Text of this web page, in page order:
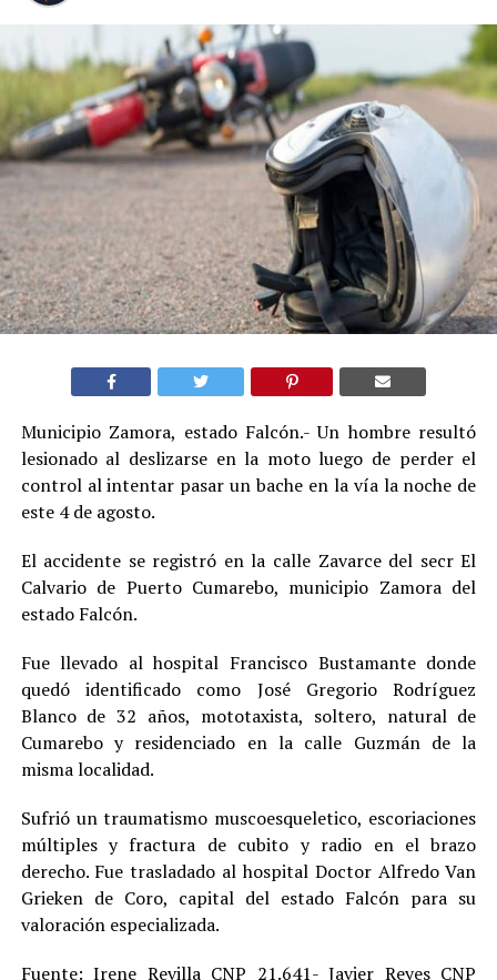
Municipio Zamora, estado Falcón.- Un hombre resultó
lesionado al deslizarse en la moto luego de perder el
control al intentar pasar un bache en la vía la noche de
este 4 de agosto.
El accidente se registró en la calle Zavarce del secr El
Calvario de Puerto Cumarebo, municipio Zamora del
estado Falcón.
Fue llevado al hospital Francisco Bustamante donde
quedó identificado como José Gregorio Rodríguez
Blanco de 32 años, mototaxista, soltero, natural de
Cumarebo y residenciado en la calle Guzmán de la
misma localidad.
Sufrió un traumatismo muscoesqueletico, escoriaciones
múltiples y fractura de cubito y radio en el brazo
derecho. Fue trasladado al hospital Doctor Alfredo Van
Grieken de Coro, capital del estado Falcón para su
valoración especializada.
Fuente: Irene Revilla CNP 21.641- Javier Reyes CNP